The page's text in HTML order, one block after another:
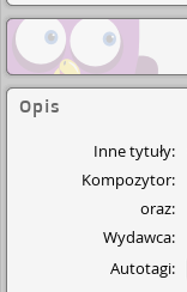
Opis
Inne tytuły:
Kompozytor:
oraz:
Wydawca:
Autotagi: